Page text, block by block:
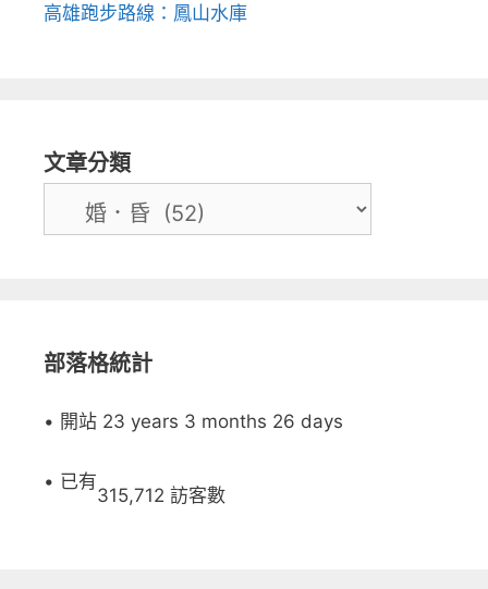
高雄跑步路線：鳳山水庫
文章分類
部落格統計
• 開站 23 years 3 months 26 days
• 已有
315,712 訪客數